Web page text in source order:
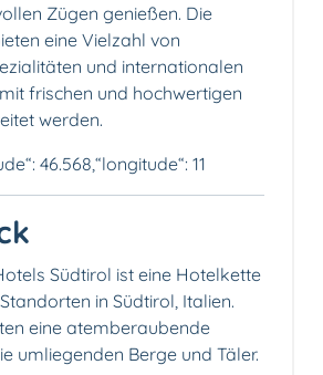
Zügen genießen. Die
eine Vielzahl von
und internationalen
frischen und hochwertigen
werden.
46.568,“longitude“: 11
Südtirol ist eine Hotelkette
in Südtirol, Italien.
eine atemberaubende
umliegenden Berge und Täler.